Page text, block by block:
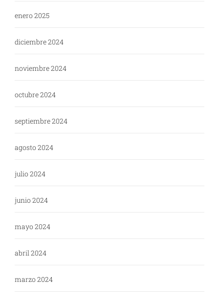
enero 2025
diciembre 2024
noviembre 2024
octubre 2024
septiembre 2024
agosto 2024
julio 2024
junio 2024
mayo 2024
abril 2024
marzo 2024